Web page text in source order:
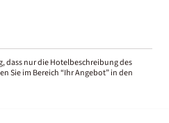
dass nur die Hotelbeschreibung des
Sie im Bereich “Ihr Angebot” in den